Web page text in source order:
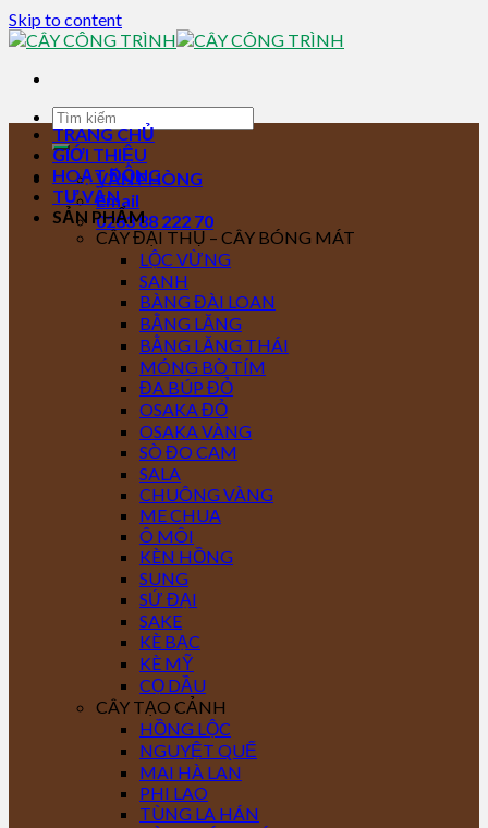
Skip to content
VĂN PHÒNG
Email
0283 88 222 70
TRANG CHỦ
GIỚI THIỆU
HOẠT ĐỘNG
TƯ VẤN
SẢN PHẨM
CÂY ĐẠI THỤ – CÂY BÓNG MÁT
LỘC VỪNG
SANH
BÀNG ĐÀI LOAN
BẰNG LĂNG
BẰNG LĂNG THÁI
MÓNG BÒ TÍM
ĐA BÚP ĐỎ
OSAKA ĐỎ
OSAKA VÀNG
SÒ ĐO CAM
SALA
CHUÔNG VÀNG
ME CHUA
Ô MÔI
KÈN HỒNG
SUNG
SỨ ĐẠI
SAKE
KÈ BẠC
KÈ MỸ
CỌ DẦU
CÂY TẠO CẢNH
HỒNG LỘC
NGUYỆT QUẾ
MAI HÀ LAN
PHI LAO
TÙNG LA HÁN